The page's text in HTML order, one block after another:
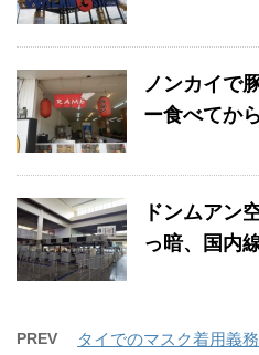
ノンカイで
ー食べてか
ドンムアン
っ暗、国内
PREV タイでのマスク着用義